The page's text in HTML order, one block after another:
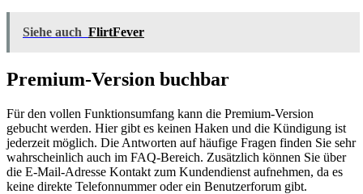
Siehe auch FlirtFever
Premium-Version buchbar
Für den vollen Funktionsumfang kann die Premium-Version
gebucht werden. Hier gibt es keinen Haken und die Kündigung ist
jederzeit möglich. Die Antworten auf häufige Fragen finden Sie sehr
wahrscheinlich auch im FAQ-Bereich. Zusätzlich können Sie über
die E-Mail-Adresse Kontakt zum Kundendienst aufnehmen, da es
keine direkte Telefonnummer oder ein Benutzerforum gibt.